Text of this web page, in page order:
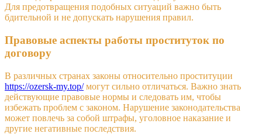
Для предотвращения подобных ситуаций важно быть
бдительной и не допускать нарушения правил.
Правовые аспекты работы проституток по
договору
В различных странах законы относительно проституции
https://ozersk-my.top/могут сильно отличаться. Важно знать
действующие правовые нормы и следовать им, чтобы
избежать проблем с законом. Нарушение законодательства
может повлечь за собой штрафы, уголовное наказание и
другие негативные последствия.